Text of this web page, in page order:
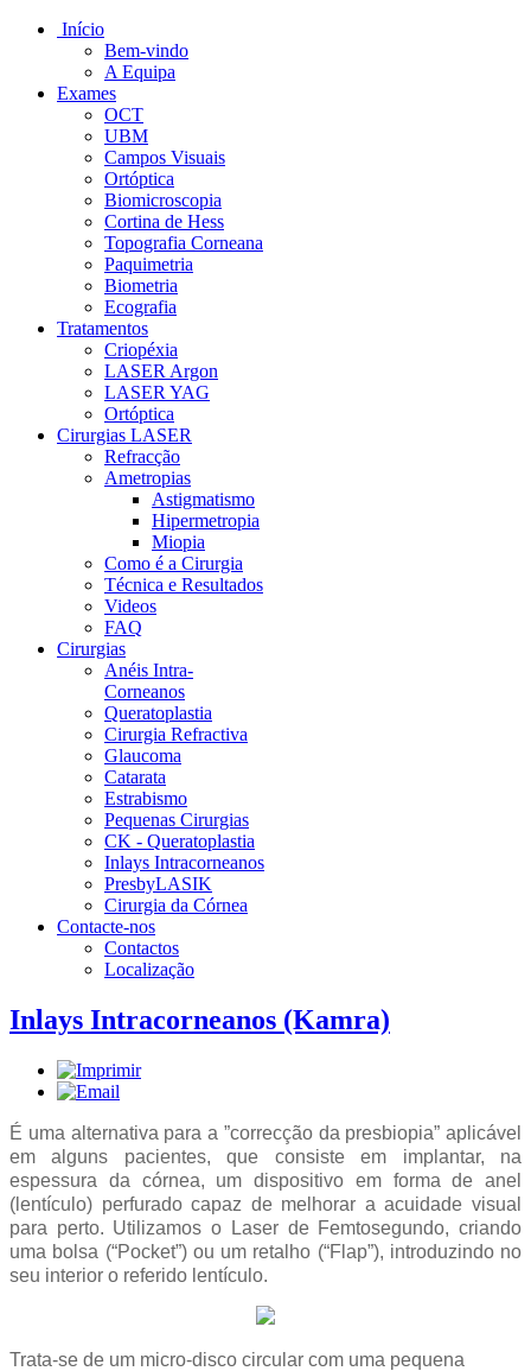
Início
Bem-vindo
A Equipa
Exames
OCT
UBM
Campos Visuais
Ortóptica
Biomicroscopia
Cortina de Hess
Topografia Corneana
Paquimetria
Biometria
Ecografia
Tratamentos
Criopéxia
LASER Argon
LASER YAG
Ortóptica
Cirurgias LASER
Refracção
Ametropias
Astigmatismo
Hipermetropia
Miopia
Como é a Cirurgia
Técnica e Resultados
Videos
FAQ
Cirurgias
Anéis Intra-
Corneanos
Queratoplastia
Cirurgia Refractiva
Glaucoma
Catarata
Estrabismo
Pequenas Cirurgias
CK - Queratoplastia
Inlays Intracorneanos
PresbyLASIK
Cirurgia da Córnea
Contacte-nos
Contactos
Localização
Inlays Intracorneanos (Kamra)
É uma alternativa para a ”correcção da presbiopia” aplicável
em alguns pacientes, que consiste em implantar, na
espessura da córnea, um dispositivo em forma de anel
(lentículo) perfurado capaz de melhorar a acuidade visual
para perto. Utilizamos o Laser de Femtosegundo, criando
uma bolsa (“Pocket”) ou um retalho (“Flap”), introduzindo no
seu interior o referido lentículo.
Trata-se de um micro-disco circular com uma pequena